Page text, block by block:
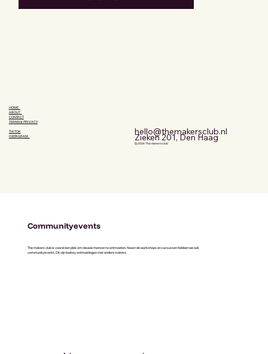
Communityevents
The makers club is vooral een plek om nieuwe mensen te ontmoeten. Naast de workshops en cursussen hebben we ook
communityevents. Dit zijn lowkey ontmoetingen met andere makers.
HOME
ABOUT
CONTACT
TERMS & PRIVACY
TIKTOK
INSTAGRAM
hello@themakersclub.nl
Zieken 201, Den Haag
© 2026 The makers club